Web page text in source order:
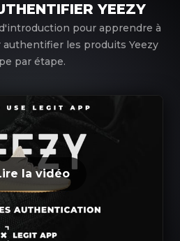
YEEZY
pour apprendre à
les produits Yeezy
par étape.
la vidéo